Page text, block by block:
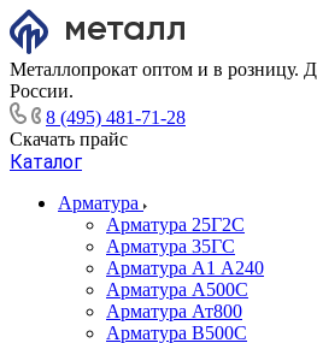
Металлопрокат оптом и в розницу.
России.
8 (495) 481-71-28
Скачать прайс
Каталог
Арматура
Арматура 25Г2С
Арматура 35ГС
Арматура А1 А240
Арматура А500С
Арматура Ат800
Арматура В500С